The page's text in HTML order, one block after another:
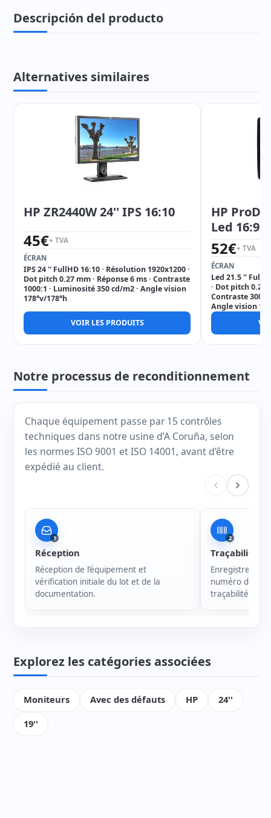
Descripción del producto
Alternatives similaires
HP ZR2440W 24'' IPS 16:10
45€+ TVA
ÉCRAN
IPS 24 '' FullHD 16:10 · Résolution 1920x1200 ·
Dot pitch 0.27 mm · Réponse 6 ms · Contraste
1000:1 · Luminosité 350 cd/m2 · Angle vision
178°v/178°h
VOIR LES PRODUITS
HP
Led 16:9
52€+ TVA
ÉCRAN
Led 21.5 ''
· Dot pitch
Contraste
Angle vision
Notre processus de reconditionnement
Chaque équipement passe par 15 contrôles
techniques dans notre usine d’A Coruña, selon
les normes ISO 9001 et ISO 14001, avant d’être
expédié au client.
1
Réception
Réception de l’équipement et
vérification initiale du lot et de la
documentation.
2
Traçabilité
numéro de
traçabilité de
Explorez les catégories associées
Moniteurs Avec des défauts HP
24''
19''